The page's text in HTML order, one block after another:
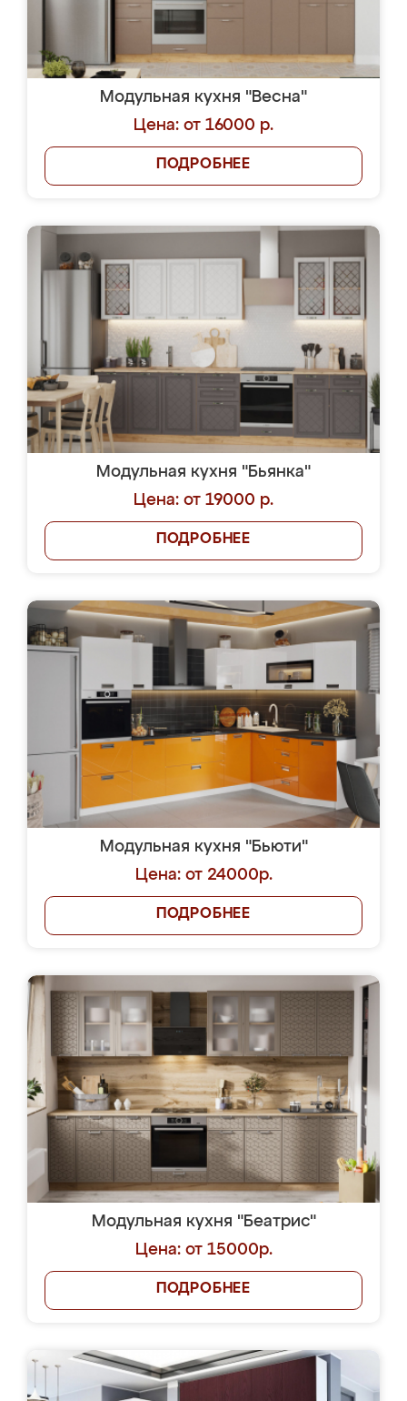
Модульная кухня "Весна"
Цена: от 16000 р.
ПОДРОБНЕЕ
Модульная кухня "Бьянка"
Цена: от 19000 р.
ПОДРОБНЕЕ
Модульная кухня "Бьюти"
Цена: от 24000р.
ПОДРОБНЕЕ
Модульная кухня "Беатрис"
Цена: от 15000р.
ПОДРОБНЕЕ